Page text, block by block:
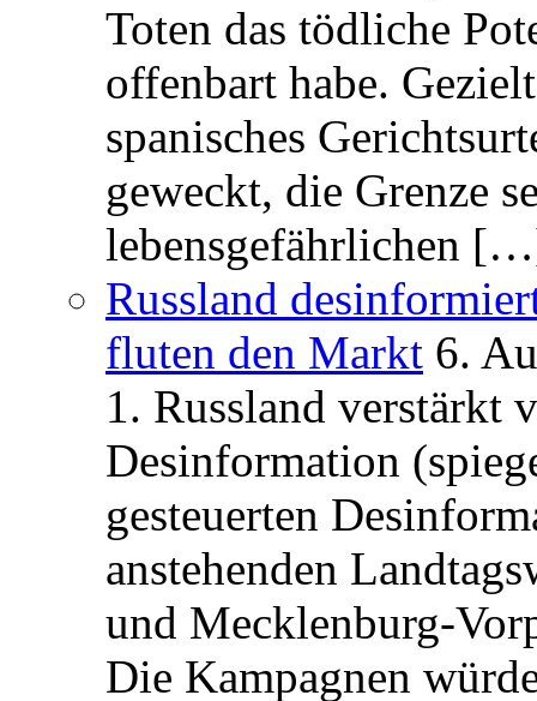
Toten das tödliche
offenbart habe.
spanisches
geweckt, die Grenze
lebensgefährlichen
Russland
fluten den Markt 6.
1. Russland verstärkt
Desinformation
gesteuerten
anstehenden
und Mecklenburg-
Die Kampagnen